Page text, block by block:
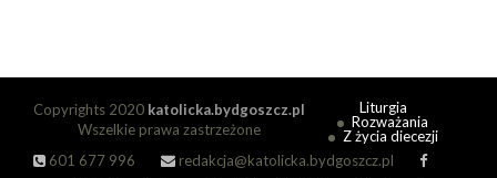
Copyrights 2020 katolicka.bydgoszcz.pl
Wszelkie prawa zastrzeżone
601 677 996
redakcja@katolicka.bydgoszcz.pl
Liturgia
Rozważania
Z życia diecezji